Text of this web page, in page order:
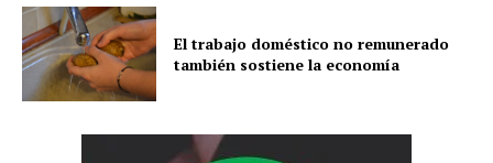
El trabajo doméstico no remunerado
también sostiene la economía